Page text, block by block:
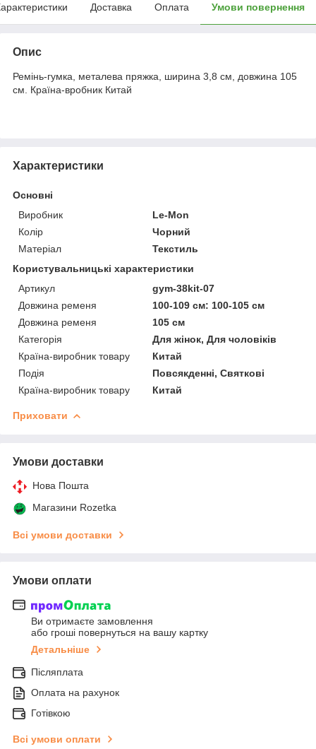
Доставка Оплата Умови повернення
Опис
Ремінь-гумка, металева пряжка, ширина 3,8 см, довжина 105
см. Країна-вробник Китай
Характеристики
Основні
Виробник
Le-Mon
Колір
Чорний
Матеріал
Текстиль
Користувальницькі характеристики
Артикул
gym-38kit-07
Довжина ременя
100-109 см: 100-105 см
Довжина ременя
105 см
Категорія
Для жінок, Для чоловіків
Країна-виробник товару
Китай
Подія
Повсякденні, Святкові
Країна-виробник товару
Китай
Приховати
Умови доставки
Нова Пошта
Магазини Rozetka
Всі умови доставки
Умови оплати
Ви отримаєте замовлення
або гроші повернуться на вашу картку
Детальніше
Післяплата
Оплата на рахунок
Готівкою
Всі умови оплати